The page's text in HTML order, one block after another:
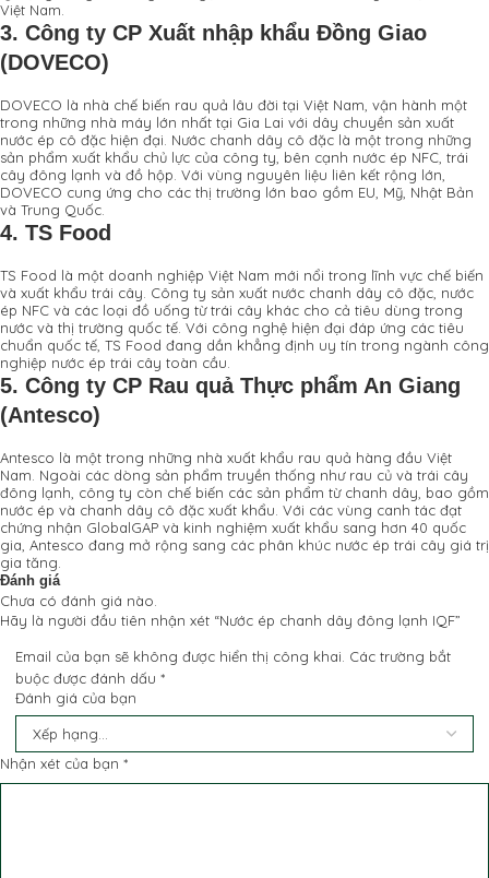
Việt Nam.
3. Công ty CP Xuất nhập khẩu Đồng Giao
(DOVECO)
DOVECO là nhà chế biến rau quả lâu đời tại Việt Nam, vận hành một
trong những nhà máy lớn nhất tại Gia Lai với dây chuyền sản xuất
nước ép cô đặc hiện đại. Nước chanh dây cô đặc là một trong những
sản phẩm xuất khẩu chủ lực của công ty, bên cạnh nước ép NFC, trái
cây đông lạnh và đồ hộp. Với vùng nguyên liệu liên kết rộng lớn,
DOVECO cung ứng cho các thị trường lớn bao gồm EU, Mỹ, Nhật Bản
và Trung Quốc.
4. TS Food
TS Food là một doanh nghiệp Việt Nam mới nổi trong lĩnh vực chế biến
và xuất khẩu trái cây. Công ty sản xuất nước chanh dây cô đặc, nước
ép NFC và các loại đồ uống từ trái cây khác cho cả tiêu dùng trong
nước và thị trường quốc tế. Với công nghệ hiện đại đáp ứng các tiêu
chuẩn quốc tế, TS Food đang dần khẳng định uy tín trong ngành công
nghiệp nước ép trái cây toàn cầu.
5. Công ty CP Rau quả Thực phẩm An Giang
(Antesco)
Antesco là một trong những nhà xuất khẩu rau quả hàng đầu Việt
Nam. Ngoài các dòng sản phẩm truyền thống như rau củ và trái cây
đông lạnh, công ty còn chế biến các sản phẩm từ chanh dây, bao gồm
nước ép và chanh dây cô đặc xuất khẩu. Với các vùng canh tác đạt
chứng nhận GlobalGAP và kinh nghiệm xuất khẩu sang hơn 40 quốc
gia, Antesco đang mở rộng sang các phân khúc nước ép trái cây giá trị
gia tăng.
Đánh giá
Chưa có đánh giá nào.
Hãy là người đầu tiên nhận xét “Nước ép chanh dây đông lạnh IQF”
Email của bạn sẽ không được hiển thị công khai. Các trường bắt
buộc được đánh dấu *
Đánh giá của bạn
Nhận xét của bạn *